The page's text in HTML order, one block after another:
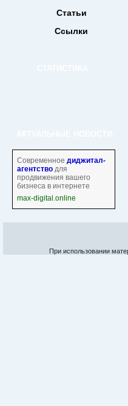
Статьи
Ссылки
Современное диджитал-
агентство для
продвижения вашего
бизнеса в интернете
max-digital.online
При использовании